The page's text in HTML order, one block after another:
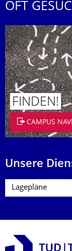
OFT
FINDEN!
CAMPUS
Unsere